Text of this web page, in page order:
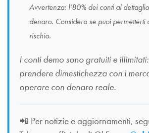
Avvertenza: l’80% dei conti al
denaro. Considera se puoi permetterti
rischio.
I conti demo sono gratuiti e
prendere dimestichezza con i
operare con denaro reale.
📲 Per notizie e aggiornamenti,